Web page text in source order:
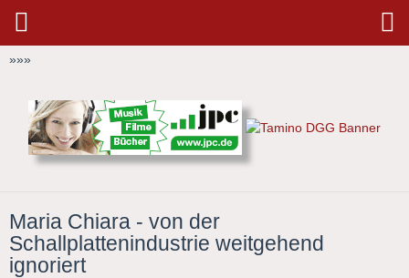
»»»
Maria Chiara - von der
Schallplattenindustrie weitgehend
ignoriert